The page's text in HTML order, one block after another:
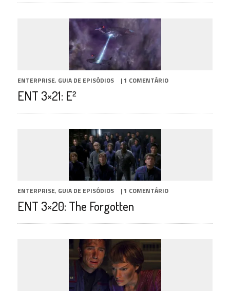
ENTERPRISE, GUIA DE EPISÓDIOS | 1 COMENTÁRIO
ENT 3×21: E²
ENTERPRISE, GUIA DE EPISÓDIOS | 1 COMENTÁRIO
ENT 3×20: The Forgotten